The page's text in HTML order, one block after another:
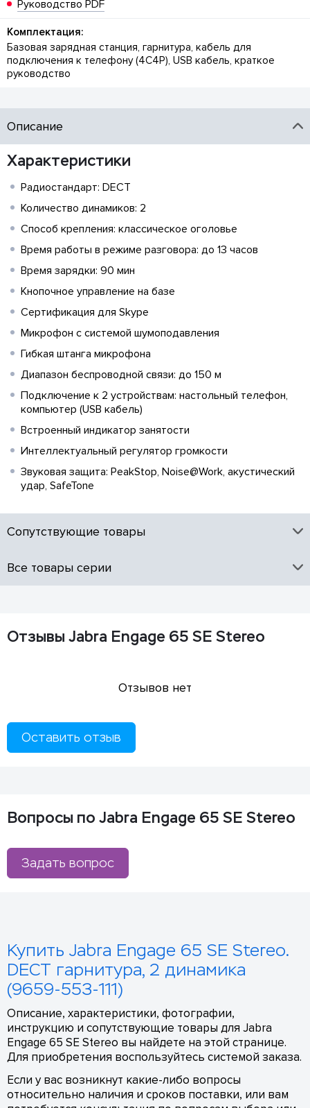
Руководство PDF
Комплектация:
Базовая зарядная станция, гарнитура, кабель для
подключения к телефону (4C4P), USB кабель, краткое
руководство
Описание
Характеристики
Радиостандарт: DECT
Количество динамиков: 2
Способ крепления: классическое оголовье
Время работы в режиме разговора: до 13 часов
Время зарядки: 90 мин
Кнопочное управление на базе
Сертификация для Skype
Микрофон с системой шумоподавления
Гибкая штанга микрофона
Диапазон беспроводной связи: до 150 м
Подключение к 2 устройствам: настольный телефон,
компьютер (USB кабель)
Встроенный индикатор занятости
Интеллектуальный регулятор громкости
Звуковая защита: PeakStop, Noise@Work, акустический
удар, SafeTone
Сопутствующие товары
Все товары серии
Отзывы Jabra Engage 65 SE Stereo
Отзывов нет
Оставить отзыв
Вопросы по Jabra Engage 65 SE Stereo
Задать вопрос
Купить Jabra Engage 65 SE Stereo.
DECT гарнитура, 2 динамика
(9659-553-111)
Описание, характеристики, фотографии,
инструкцию и сопутствующие товары для Jabra
Engage 65 SE Stereo вы найдете на этой странице.
Для приобретения воспользуйтесь системой заказа.
Если у вас возникнут какие-либо вопросы
относительно наличия и сроков поставки, или вам